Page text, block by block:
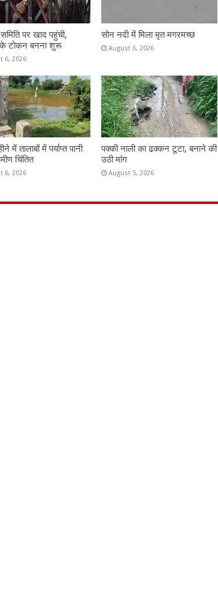
पर खाद पहुंची,
के टोकन बनना शुरू
6, 2026
सोन नदी में मिला मृत मगरमच्छ
August 6, 2026
में तालाबों में पर्याप्त पानी
चिंतित
6, 2026
पक्की नाली का ढक्कन टूटा, बनाने की
उठी मांग
August 5, 2026